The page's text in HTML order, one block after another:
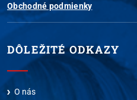
Obchodné podmienky
DÔLEŽITÉ ODKAZY
O nás